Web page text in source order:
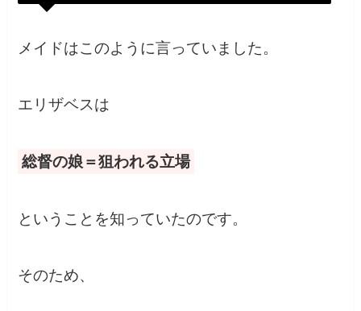
メイドはこのように言っていました。
エリザベスは
総督の娘＝狙われる立場
ということを知っていたのです。
そのため、